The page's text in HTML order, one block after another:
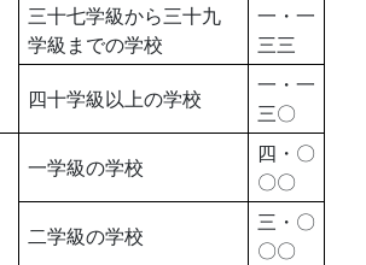
三十七学級から三十九
学級までの学校
一・一
三三
四十学級以上の学校
一・一
三〇
一学級の学校
四・〇
〇〇
二学級の学校
三・〇
〇〇